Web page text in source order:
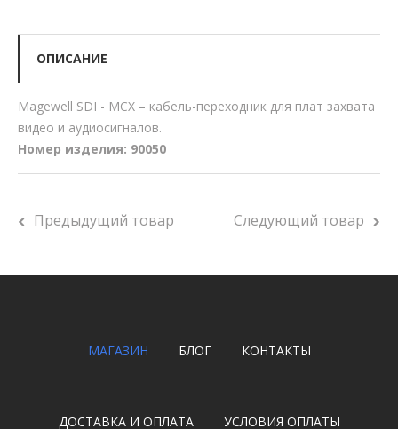
ОПИСАНИЕ
Magewell SDI - MCX – кабель-переходник для плат захвата
видео и аудиосигналов.
Номер изделия: 90050
Предыдущий товар Следующий товар
МАГАЗИН БЛОГ КОНТАКТЫ
ДОСТАВКА И ОПЛАТА УСЛОВИЯ ОПЛАТЫ